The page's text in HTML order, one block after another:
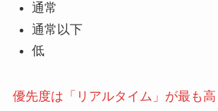
通常
通常以下
低
優先度は「リアルタイム」が最も